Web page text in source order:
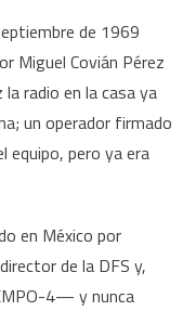
de 1969
Miguel Covián Pérez
radio en la casa ya
un operador firmado
equipo, pero ya era
en México por
de la DFS y,
4— y nunca